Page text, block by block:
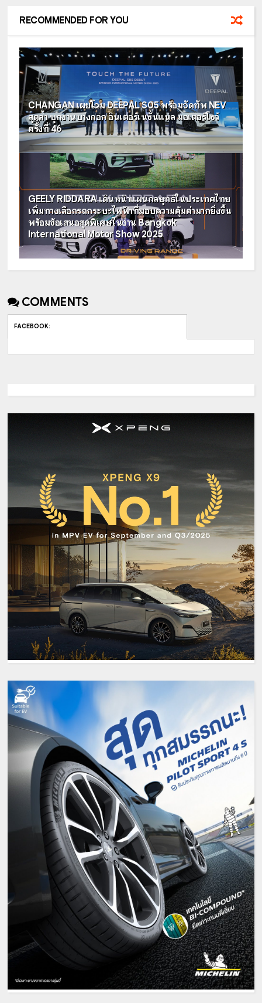
RECOMMENDED FOR YOU
CHANGAN เผยโฉม DEEPAL S05 พร้อมจัดทัพ NEV
สุดล้ำ บุกงานบางกอก อินเตอร์เนชั่นแนล มอเตอร์โชว์
ครั้งที่ 46
GEELY RIDDARA เดินหน้าแผนกลยุทธ์ในประเทศไทย
เพิ่มทางเลือกรถกระบะไฟฟ้าที่มอบความคุ้มค่ามากยิ่งขึ้น
พร้อมข้อเสนอสุดพิเศษในงาน Bangkok
International Motor Show 2025
COMMENTS
FACEBOOK: